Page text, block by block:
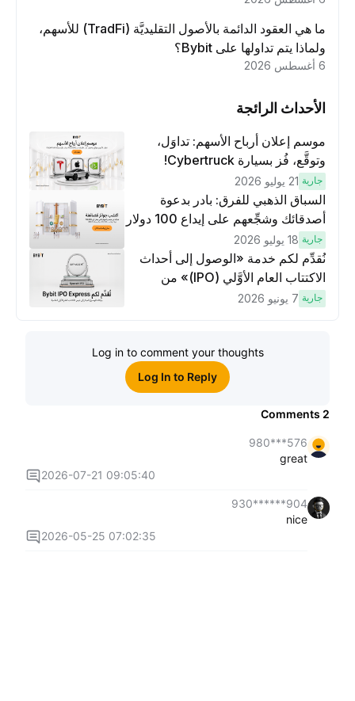
ما هي العقود الدائمة بالأصول التقليديَّة (TradFi) للأسهم،
ولماذا يتم تداولها على Bybit؟
الأحداث الرائجة
موسم إعلان أرباح الأسهم: تداوَل،
وتوقَّع، فُز بسيارة Cybertruck!
جارية 21 يوليو 2026
السباق الذهبي للفرق: بادر بدعوة
أصدقائك وشجِّعهم على إيداع 100 دولار
لكسَب مكافآت مُضاعَفة
جارية 18 يوليو 2026
نُقدِّم لكم خدمة «الوصول إلى أحداث
الاكتتاب العام الأوَّلي (IPO)» من
Bybit، بوابتك للوصول المبكر إلى فرص
جارية 7 يونيو 2026
Log in to comment your thoughts
Log In to Reply
Comments
576***980
great
2026-07-21 09:05:40
904******930
nice
2026-05-25 07:02:35